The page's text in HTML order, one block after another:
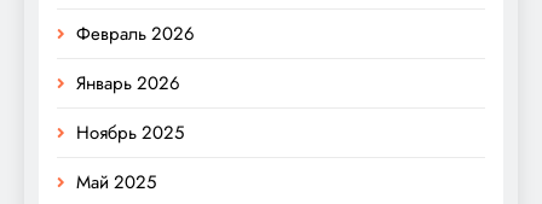
Февраль 2026
Январь 2026
Ноябрь 2025
Май 2025